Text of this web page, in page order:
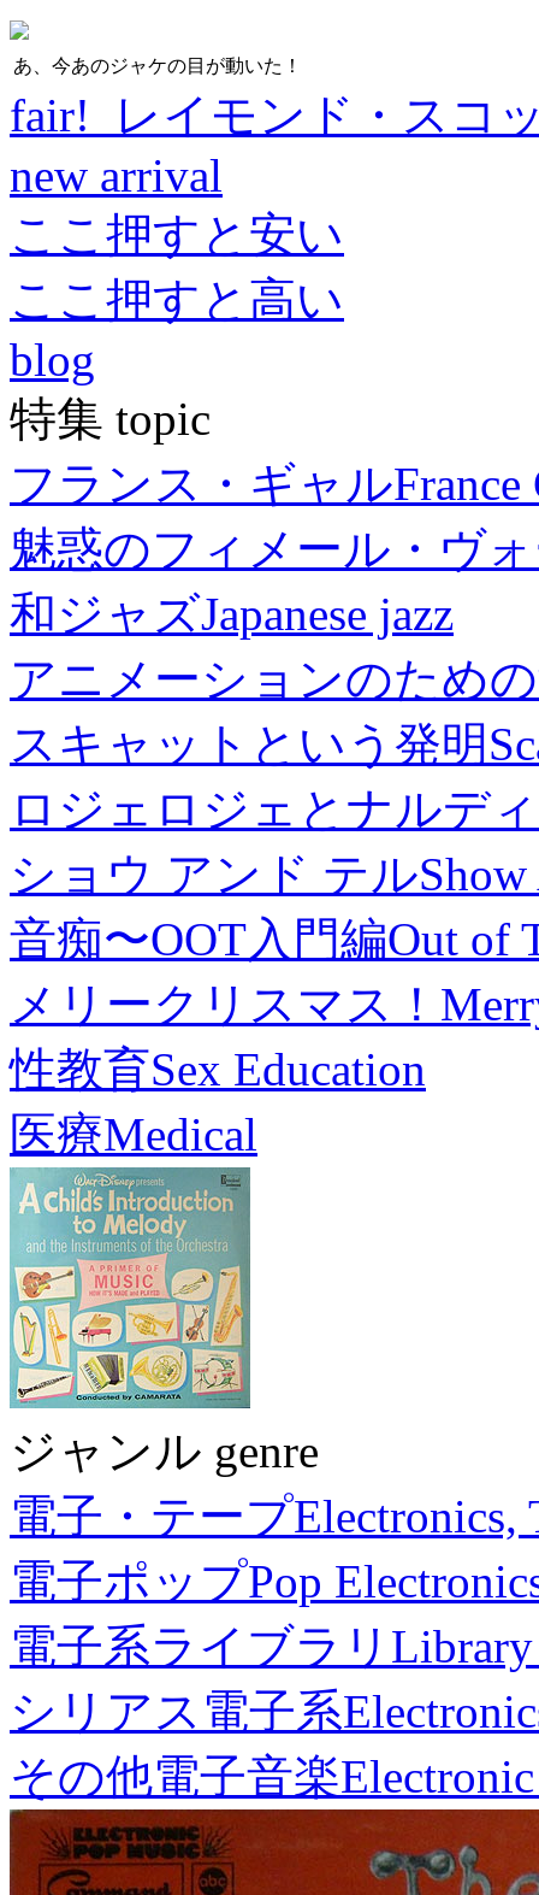
あ、今あのジャケの目が動いた！
fair! レイモンド・スコ
new arrival
ここ押すと安い
ここ押すと高い
blog
特集 topic
フランス・ギャルFrance
魅惑のフィメール・ヴ
和ジャズJapanese jazz
アニメーションのため
スキャットという発明
ロジェロジェとナルデ
ショウ アンド テル
音痴〜OOT入門編Out of
メリークリスマス！
性教育Sex Education
医療Medical
ジャンル genre
電子・テープElectronics,
電子ポップPop
電子系ライブラリ
シリアス電子系
その他電子音楽